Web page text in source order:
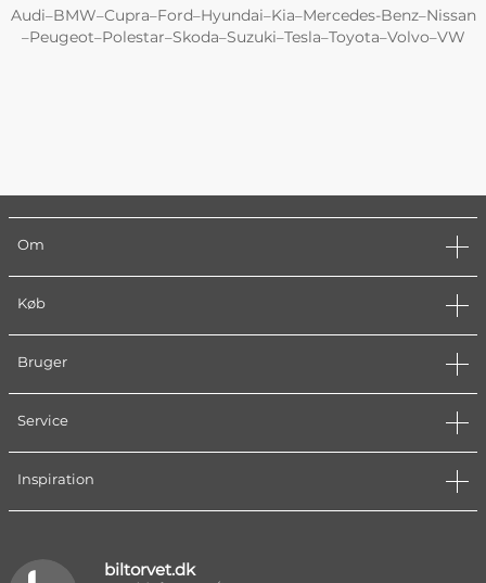
Audi–BMW–Cupra–Ford–Hyundai–Kia–Mercedes-Benz–Nissan
–Peugeot–Polestar–Skoda–Suzuki–Tesla–Toyota–Volvo–VW
Om
Køb
Bruger
Service
Inspiration
biltorvet.dk